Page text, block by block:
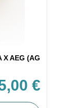
X AEG (AG
€